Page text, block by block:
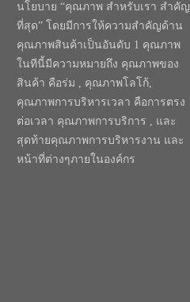
นโยบาย “คุณภาพ สำหรับเรา สำคัญ
ที่สุด” โดยมีการให้ความสำคัญด้าน
คุณภาพสินค้าเป็นอันดับ 1 คุณภาพ
ในทีนี้มีความหมายถึง คุณภาพของ
สินค้า คือร่ม , คุณภาพโลโก้,
คุณภาพการบริหารเวลา คือการตรง
ต่อเวลา คุณภาพการบริการ , และ
สุดท้ายคุณภาพการบริหารงาน และ
หน้าที่ต่างๆภายในองค์กร